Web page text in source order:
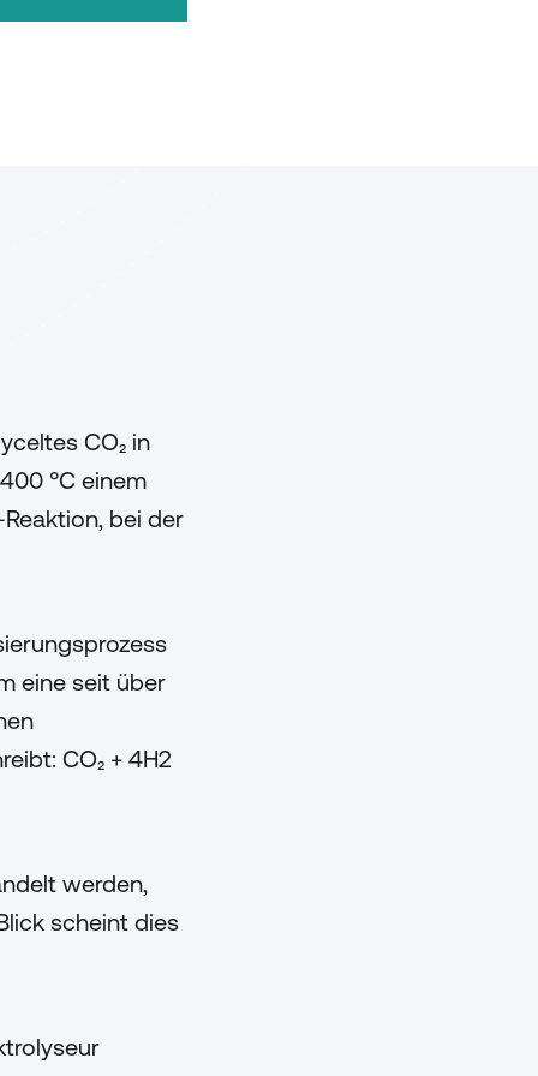
CO₂ in
°C einem
bei der
eine seit über
CO₂ + 4H2
werden,
scheint dies